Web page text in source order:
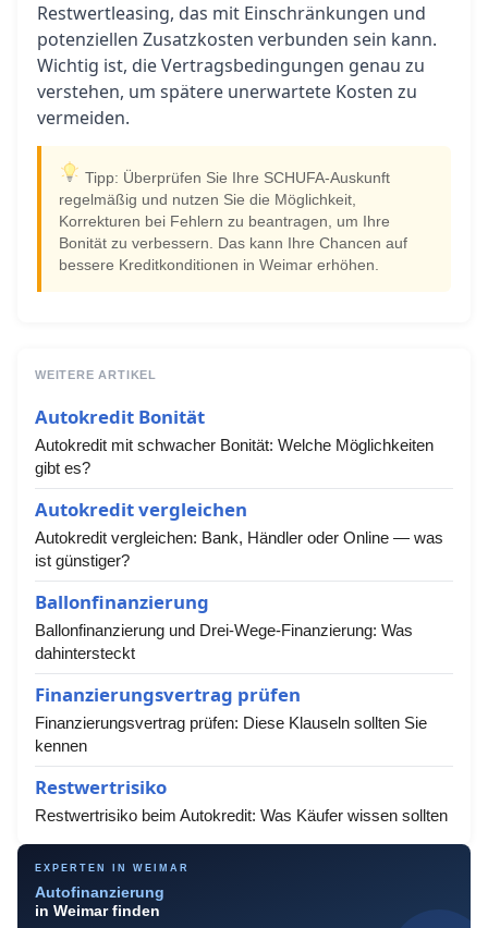
Restwertleasing, das mit Einschränkungen und
potenziellen Zusatzkosten verbunden sein kann.
Wichtig ist, die Vertragsbedingungen genau zu
verstehen, um spätere unerwartete Kosten zu
vermeiden.
Tipp: Überprüfen Sie Ihre SCHUFA-Auskunft
regelmäßig und nutzen Sie die Möglichkeit,
Korrekturen bei Fehlern zu beantragen, um Ihre
Bonität zu verbessern. Das kann Ihre Chancen auf
bessere Kreditkonditionen in Weimar erhöhen.
WEITERE ARTIKEL
Autokredit Bonität
Autokredit mit schwacher Bonität: Welche Möglichkeiten
gibt es?
Autokredit vergleichen
Autokredit vergleichen: Bank, Händler oder Online — was
ist günstiger?
Ballonfinanzierung
Ballonfinanzierung und Drei-Wege-Finanzierung: Was
dahintersteckt
Finanzierungsvertrag prüfen
Finanzierungsvertrag prüfen: Diese Klauseln sollten Sie
kennen
Restwertrisiko
Restwertrisiko beim Autokredit: Was Käufer wissen sollten
EXPERTEN IN WEIMAR
Autofinanzierung
in Weimar finden